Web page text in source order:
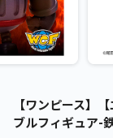
【ワンピース】
ブルフィギュア-